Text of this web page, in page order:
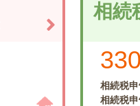
相続
相続税
相続税